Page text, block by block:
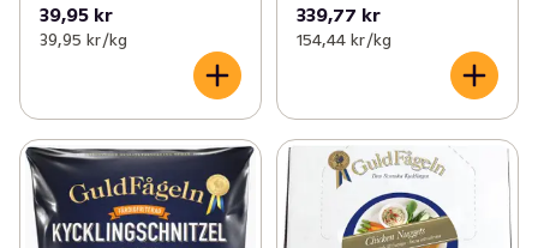
39,95 kr
39,95 kr /kg
339,77 kr
154,44 kr /kg